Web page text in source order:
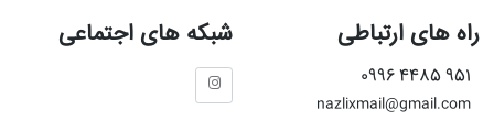
راه های ارتباطی
951 4485 0996
nazlixmail@gmail.com
شبکه های اجتماعی